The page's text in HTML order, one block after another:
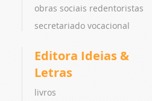
obras sociais redentoristas
secretariado vocacional
Editora Ideias &
Letras
livros